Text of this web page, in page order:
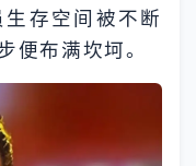
存空间被不断
便布满坎坷。